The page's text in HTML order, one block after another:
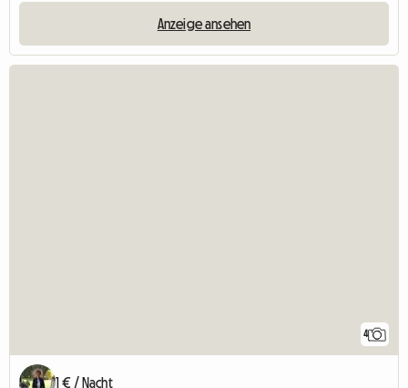
Anzeige ansehen
4
1 € / Nacht